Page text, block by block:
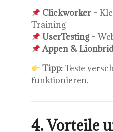
Clickworker –
Training
UserTesting–
Appen &
Tipp:Teste
funktionieren.
4. Vorteile